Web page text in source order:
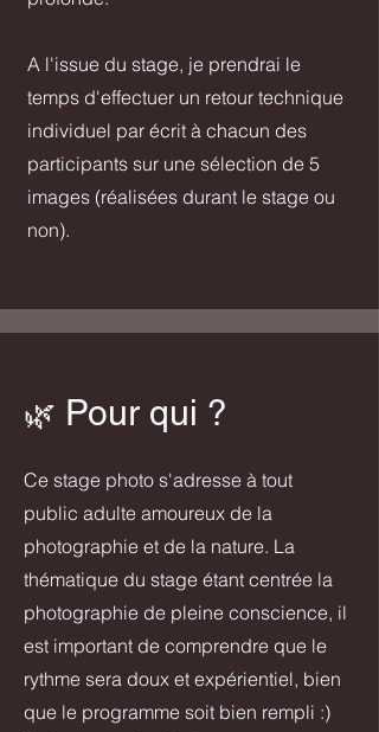
A l'issue du stage, je prendrai le
temps d'effectuer un retour technique
individuel par écrit à chacun des
participants sur une sélection de 5
images (réalisées durant le stage ou
non).
🌿 Pour qui ?
Ce stage photo s'adresse à tout
public adulte amoureux de la
photographie et de la nature. La
thématique du stage étant centrée la
photographie de pleine conscience, il
est important de comprendre que le
rythme sera doux et expérientiel, bien
que le programme soit bien rempli :)